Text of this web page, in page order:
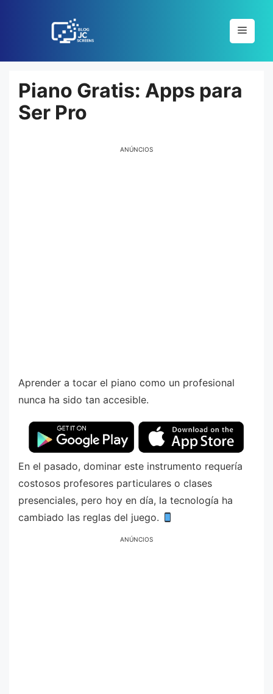
Menu
Piano Gratis: Apps para
Ser Pro
ANÚNCIOS
Aprender a tocar el piano como un profesional
nunca ha sido tan accesible.
En el pasado, dominar este instrumento requería
costosos profesores particulares o clases
presenciales, pero hoy en día, la tecnología ha
cambiado las reglas del juego.
ANÚNCIOS